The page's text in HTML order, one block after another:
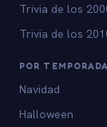
Trivia de los
Trivia de los
POR TEMPORADA
Navidad
Halloween